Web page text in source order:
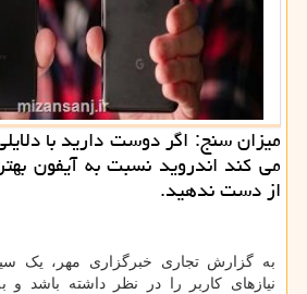
میزان سنج: اگر دوست دارید با
می کند اندروید نسبت به آیفون
از دست ندهید.
به گزارش تجاری خبرگزاری مهر، یک
نیازهای کاربر را در نظر داشته باشد و